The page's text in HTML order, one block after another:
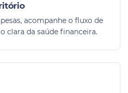
acompanhe o fluxo de
clara da saúde financeira.